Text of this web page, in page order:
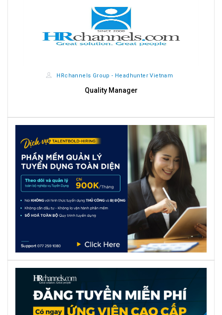
HRchannels Group - Headhunter Vietnam
Quality Manager